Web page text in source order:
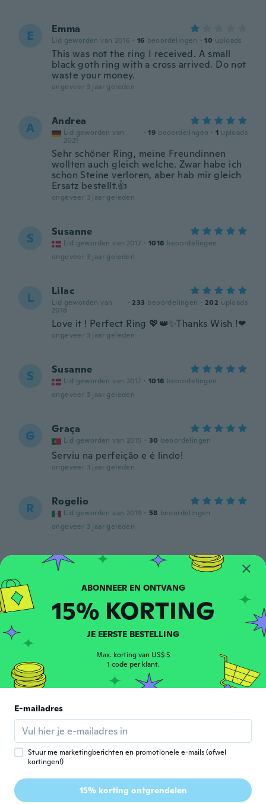
E Emma
Lid geworden van 2016 · 16 beoordelingen · 10 uploads
This was not the ring I received. A small
black goth ring with a cross arrived. Do not
waste your money.
ongeveer 3 jaar geleden
A Andrea
Lid geworden van
2021
· 19 beoordelingen · 1 uploads
Sehr schöner Ring, meine Freundinnen
wollten auch gleich welche. Zwar habe ich
schon Steine verloren, aber hab mir gleich
Ersatz bestellt.👍
ongeveer 3 jaar geleden
S Susanne
Lid geworden van 2017 · 1016 beoordelingen
ongeveer 3 jaar geleden
L Lilac
Lid geworden van
2018
· 233 beoordelingen · 202 uploads
Love it ! Perfect Ring 💖👑✨Thanks Wish !❤
ongeveer 3 jaar geleden
S Susanne
Lid geworden van 2017 · 1016 beoordelingen
ongeveer 3 jaar geleden
G Graça
Lid geworden van 2015 · 30 beoordelingen
Serviu na perfeição e é lindo!
ongeveer 3 jaar geleden
R Rogelio
Lid geworden van 2019 · 58 beoordelingen
ongeveer 3 jaar geleden
Jose
Lid geworden van 2015 beoordelingen · 1 uploads
W William
ongeveer 3 jaar geleden
P
Perfetto
ongeveer 3 jaar geleden
D
Lid geworden van
· 107 beoordelingen · 37 uploads
ABONNEER EN ONTVANG
15% KORTING
JE EERSTE BESTELLING
Max. korting van US$ 5
1 code per klant.
E-mailadres
Stuur me marketingberichten en promotionele e-mails (ofwel
kortingen!)
15% korting ontgrendelen